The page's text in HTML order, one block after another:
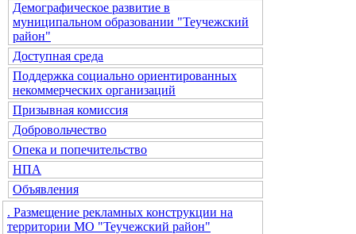
Демографическое развитие в
муниципальном образовании "Теучежский
район"
Доступная среда
Поддержка социально ориентированных
некоммерческих организаций
Призывная комиссия
Добровольчество
Опека и попечительство
НПА
Объявления
. Размещение рекламных конструкции на
территории МО "Теучежский район"